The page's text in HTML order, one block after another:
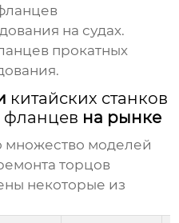
на судах.
прокатных
китайских станков
фланцев на рынке
множество моделей
торцов
некоторые из